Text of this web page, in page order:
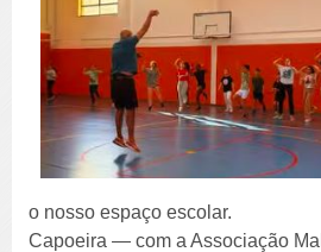
o nosso espaço escolar.
Capoeira — com a Associação